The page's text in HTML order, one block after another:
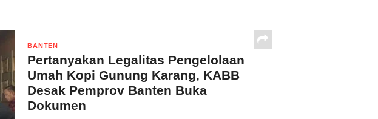
BANTEN
Pertanyakan Legalitas Pengelolaan
Umah Kopi Gunung Karang, KABB
Desak Pemprov Banten Buka
Dokumen